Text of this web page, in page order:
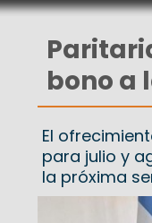
bono a
El
para julio y
la próxima